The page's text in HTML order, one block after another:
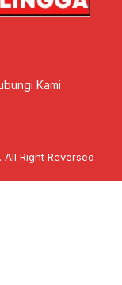
Kami
Right Reversed